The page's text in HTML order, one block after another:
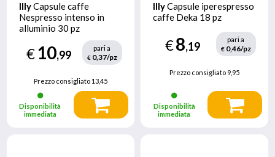
IllyCapsule caffe
Nespresso intenso in
alluminio 30 pz
€10,99
pari a
€0,37/pz
Prezzo consigliato13,45
Disponibilità
immediata
IllyCapsule iperespresso
caffe Deka 18 pz
€8,19
pari a
€0,46/pz
Prezzo consigliato 9,95
Disponibilità
immediata